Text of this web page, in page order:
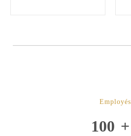
Employés
100 +